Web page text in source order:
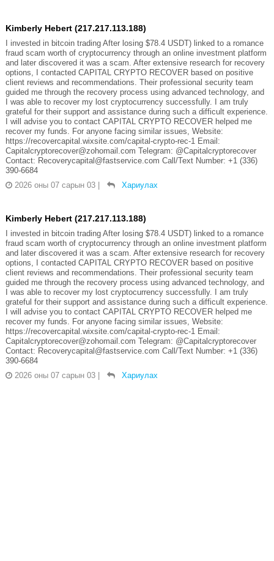
Kimberly Hebert (217.217.113.188)
I invested in bitcoin trading After losing $78.4 USDT) linked to a romance
fraud scam worth of cryptocurrency through an online investment platform
and later discovered it was a scam. After extensive research for recovery
options, I contacted CAPITAL CRYPTO RECOVER based on positive
client reviews and recommendations. Their professional security team
guided me through the recovery process using advanced technology, and
I was able to recover my lost cryptocurrency successfully. I am truly
grateful for their support and assistance during such a difficult experience.
I will advise you to contact CAPITAL CRYPTO RECOVER helped me
recover my funds. For anyone facing similar issues, Website:
https://recovercapital.wixsite.com/capital-crypto-rec-1 Email:
Capitalcryptorecover@zohomail.com Telegram: @Capitalcryptorecover
Contact: Recoverycapital@fastservice.com Call/Text Number: +1 (336)
390-6684
2026 оны 07 сарын 03 | Хариулах
Kimberly Hebert (217.217.113.188)
I invested in bitcoin trading After losing $78.4 USDT) linked to a romance
fraud scam worth of cryptocurrency through an online investment platform
and later discovered it was a scam. After extensive research for recovery
options, I contacted CAPITAL CRYPTO RECOVER based on positive
client reviews and recommendations. Their professional security team
guided me through the recovery process using advanced technology, and
I was able to recover my lost cryptocurrency successfully. I am truly
grateful for their support and assistance during such a difficult experience.
I will advise you to contact CAPITAL CRYPTO RECOVER helped me
recover my funds. For anyone facing similar issues, Website:
https://recovercapital.wixsite.com/capital-crypto-rec-1 Email:
Capitalcryptorecover@zohomail.com Telegram: @Capitalcryptorecover
Contact: Recoverycapital@fastservice.com Call/Text Number: +1 (336)
390-6684
2026 оны 07 сарын 03 | Хариулах